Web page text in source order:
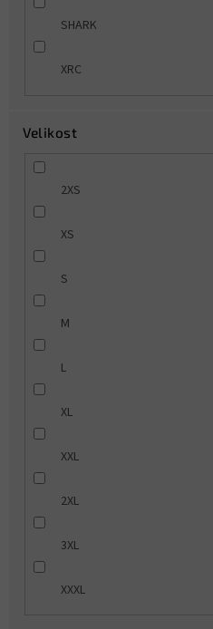
SHARK
XRC
Velikost
2XS
XS
S
M
L
XL
XXL
2XL
3XL
XXXL